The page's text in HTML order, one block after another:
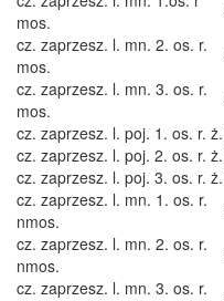
mos.
cz. zaprzesz. l. mn. 2. os. r.
mos.
cz. zaprzesz. l. mn. 3. os. r.
mos.
cz. zaprzesz. l. poj. 1. os. r. ż.
cz. zaprzesz. l. poj. 2. os. r. ż.
cz. zaprzesz. l. poj. 3. os. r. ż.
cz. zaprzesz. l. mn. 1. os. r.
nmos.
cz. zaprzesz. l. mn. 2. os. r.
nmos.
cz. zaprzesz. l. mn. 3. os. r.